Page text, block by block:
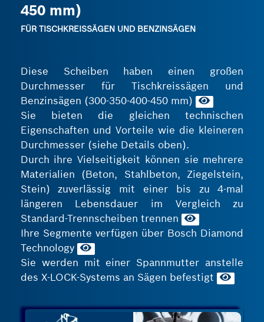
450 mm)
FÜR TISCHKREISSÄGEN UND BENZINSÄGEN
Diese Scheiben haben einen großen
Durchmesser für Tischkreissägen und
Benzinsägen (300-350-400-450 mm)
Sie bieten die gleichen technischen
Eigenschaften und Vorteile wie die kleineren
Durchmesser (siehe Details oben).
Durch ihre Vielseitigkeit können sie mehrere
Materialien (Beton, Stahlbeton, Ziegelstein,
Stein) zuverlässig mit einer bis zu 4‑mal
längeren Lebensdauer im Vergleich zu
Standard-Trennscheiben trennen
Ihre Segmente verfügen über Bosch Diamond
Technology
Sie werden mit einer Spannmutter anstelle
des X-LOCK-Systems an Sägen befestigt